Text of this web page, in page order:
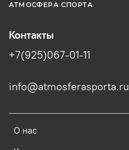
АТМОСФЕРА СПОРТА
О нас
Контакты
+7(925)067-01-11
info@atmosferasporta.ru